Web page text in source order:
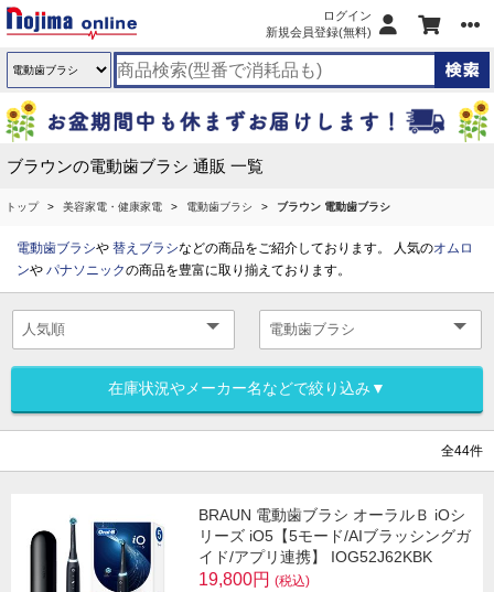
ログイン
新規会員登録(無料)
ブラウンの電動歯ブラシ 通販 一覧
トップ 美容家電・健康家電 電動歯ブラシ ブラウン 電動歯ブラシ
電動歯ブラシや 替えブラシなどの商品をご紹介しております。 人気のオムロ
ンや パナソニックの商品を豊富に取り揃えております。
在庫状況やメーカー名などで絞り込み▼
全44件
BRAUN 電動歯ブラシ オーラルＢ iOシ
リーズ iO5【5モード/AIブラッシングガ
イド/アプリ連携】 IOG52J62KBK
19,800円 (税込)